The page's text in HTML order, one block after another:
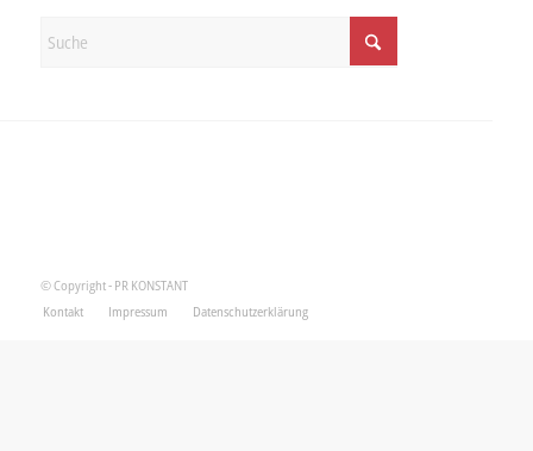
© Copyright - PR KONSTANT
Kontakt
Impressum Datenschutzerklärung